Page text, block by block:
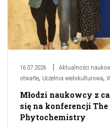
16.07.2026 Aktualności
otwarte, Uczelnia wielokulturowa,
Młodzi naukowcy z
się na konferencji
Phytochemistry